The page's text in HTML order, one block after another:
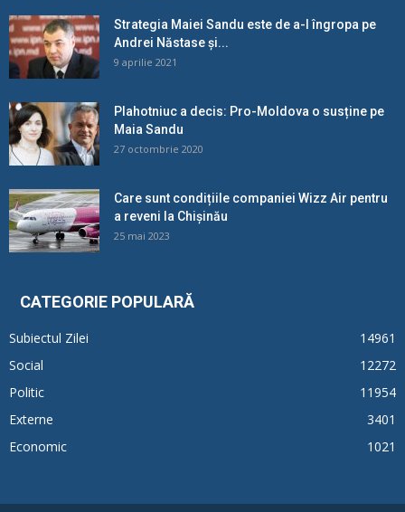
Strategia Maiei Sandu este de a-l îngropa pe
Andrei Năstase și...
9 aprilie 2021
Plahotniuc a decis: Pro-Moldova o susține pe
Maia Sandu
27 octombrie 2020
Care sunt condițiile companiei Wizz Air pentru
a reveni la Chișinău
25 mai 2023
CATEGORIE POPULARĂ
Subiectul Zilei
14961
Social
12272
Politic
11954
Externe
3401
Economic
1021